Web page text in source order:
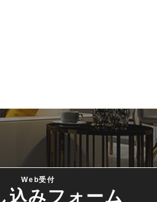
Web受付
込みフォーム